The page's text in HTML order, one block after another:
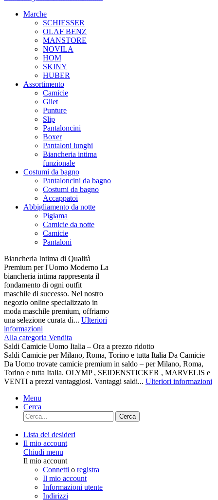
Marche
SCHIESSER
OLAF BENZ
MANSTORE
NOVILA
HOM
SKINY
HUBER
Assortimento
Camicie
Gilet
Punture
Slip
Pantaloncini
Boxer
Pantaloni lunghi
Biancheria intima
funzionale
Costumi da bagno
Pantaloncini da bagno
Costumi da bagno
Accappatoi
Abbigliamento da notte
Pigiama
Camicie da notte
Camicie
Pantaloni
Biancheria Intima di Qualità
Premium per l'Uomo Moderno La
biancheria intima rappresenta il
fondamento di ogni outfit
maschile di successo. Nel nostro
negozio online specializzato in
moda maschile premium, offriamo
una selezione curata di... Ulteriori
informazioni
Alla categoria Vendita
Saldi Camicie Uomo Italia – Ora a prezzo ridotto
Saldi Camicie per Milano, Roma, Torino e tutta Italia Da Camicie
Da Uomo trovate camicie premium in saldo – per Milano, Roma,
Torino e tutta Italia. OLYMP , SEIDENSTICKER , MARVELIS e
VENTI a prezzi vantaggiosi. Vantaggi saldi... Ulteriori informazioni
Menu
Cerca
Cerca
Lista dei desideri
Il mio account
Chiudi menu
Il mio account
Connetti o registra
Il mio account
Informazioni utente
Indirizzi